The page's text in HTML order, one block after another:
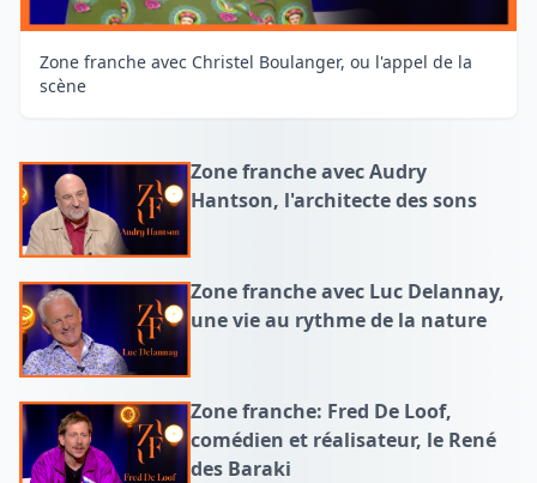
Zone franche avec Christel Boulanger, ou l'appel de la
scène
Zone franche avec Audry
Hantson, l'architecte des sons
Zone franche avec Luc Delannay,
une vie au rythme de la nature
Zone franche: Fred De Loof,
comédien et réalisateur, le René
des Baraki